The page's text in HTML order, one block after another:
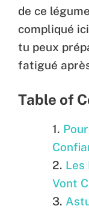
de ce
compliqué
tu peux
fatigué
Table of
Les
Vont